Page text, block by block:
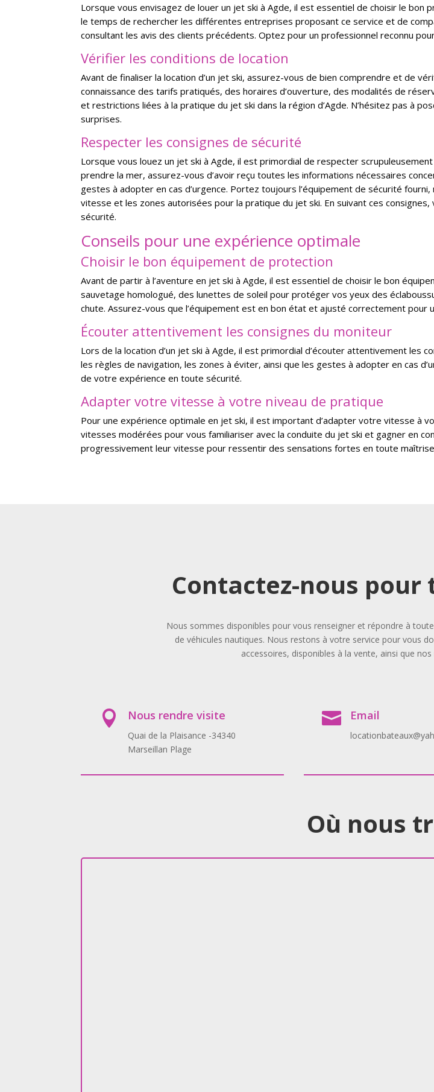
Lorsque vous envisagez de louer un jet ski à Agde, il est essentiel de choisir le
le temps de rechercher les différentes entreprises proposant ce service et de
consultant les avis des clients précédents. Optez pour un professionnel reconnu
Vérifier les conditions de location
Avant de finaliser la location d’un jet ski, assurez-vous de bien comprendre et de
connaissance des tarifs pratiqués, des horaires d’ouverture, des modalités de
et restrictions liées à la pratique du jet ski dans la région d’Agde. N’hésitez pas à
surprises.
Respecter les consignes de sécurité
Lorsque vous louez un jet ski à Agde, il est primordial de respecter
prendre la mer, assurez-vous d’avoir reçu toutes les informations nécessaires
gestes à adopter en cas d’urgence. Portez toujours l’équipement de sécurité
vitesse et les zones autorisées pour la pratique du jet ski. En suivant ces
sécurité.
Conseils pour une expérience optimale
Choisir le bon équipement de protection
Avant de partir à l’aventure en jet ski à Agde, il est essentiel de choisir le bon
sauvetage homologué, des lunettes de soleil pour protéger vos yeux des
chute. Assurez-vous que l’équipement est en bon état et ajusté correctement pour
Écouter attentivement les consignes du moniteur
Lors de la location d’un jet ski à Agde, il est primordial d’écouter attentivement les
les règles de navigation, les zones à éviter, ainsi que les gestes à adopter en cas
de votre expérience en toute sécurité.
Adapter votre vitesse à votre niveau de pratique
Pour une expérience optimale en jet ski, il est important d’adapter votre vitesse à
vitesses modérées pour vous familiariser avec la conduite du jet ski et gagner en
progressivement leur vitesse pour ressentir des sensations fortes en toute
Contactez-nous
Nous sommes disponibles pour vous renseigner et répondre à
de véhicules nautiques. Nous restons à votre service pour vous
accessoires, disponibles à la vente, ainsi que
 Nous rendre visite
Quai de la Plaisance -34340
Marseillan Plage
 Email
Où nous